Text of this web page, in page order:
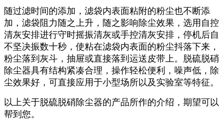
随过滤时间的添加，滤袋内表面粘附的粉尘也不断添
加，滤袋阻力随之上升，随之影响除尘效果，选用自控
清灰安排进行守时摇振清灰或手控清灰安排，停机后自
不坚决振数十秒，使粘在滤袋内表面的粉尘抖落下来，
粉尘落到灰斗，抽屉或直接落到运送皮带上。脱硫脱硝
除尘器具有结构紧凑合理，操作轻松便利，噪声低，除
尘效果好，可直接应用于小型场所以及实验室等特征。
以上关于脱硫脱硝除尘器的产品所作的介绍，期望可以
帮到您。